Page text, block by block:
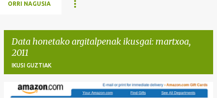
ORRI NAGUSIA
Data honetako argitalpenak ikusgai: martxoa,
2011
IKUSI GUZTIAK